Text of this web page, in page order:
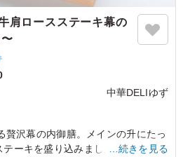
肩ロースステーキ幕の
中華DELIゆず
贅沢幕の内御膳。メインの升にたっ
ーキを盛り込みました。ピリッと
…続きを見る